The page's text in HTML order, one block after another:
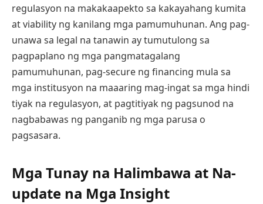
regulasyon na makakaapekto sa kakayahang kumita
at viability ng kanilang mga pamumuhunan. Ang pag-
unawa sa legal na tanawin ay tumutulong sa
pagpaplano ng mga pangmatagalang
pamumuhunan, pag-secure ng financing mula sa
mga institusyon na maaaring mag-ingat sa mga hindi
tiyak na regulasyon, at pagtitiyak ng pagsunod na
nagbabawas ng panganib ng mga parusa o
pagsasara.
Mga Tunay na Halimbawa at Na-
update na Mga Insight